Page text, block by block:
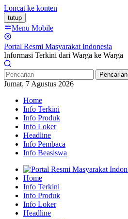
Loncat ke konten
tutup
Menu Mobile
Portal Resmi Masyarakat Indonesia
Informasi Terkini dari Warga ke Warga
Pencarian
Jumat, 7 Agustus 2026
Home
Info Terkini
Info Produk
Info Loker
Headline
Info Pembaca
Info Beasiswa
Home
Info Terkini
Info Produk
Info Loker
Headline